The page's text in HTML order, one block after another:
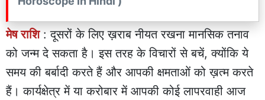
मेष राशि: दूसरों के लिए ख़राब नीयत रखना मानसिक तनाव
को जन्म दे सकता है। इस तरह के विचारों से बचें, क्योंकि ये
समय की बर्बादी करते हैं और आपकी क्षमताओं को ख़त्म करते
हैं। कार्यक्षेत्र में या करोबार में आपकी कोई लापरवाही आज